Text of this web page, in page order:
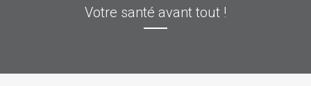
Votre santé avant tout !